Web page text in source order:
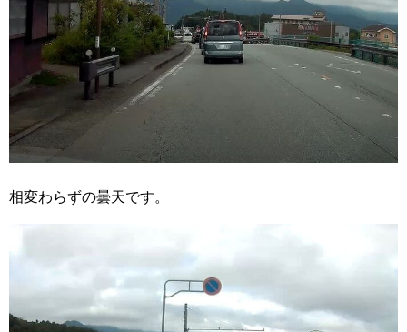
相変わらずの曇天です。